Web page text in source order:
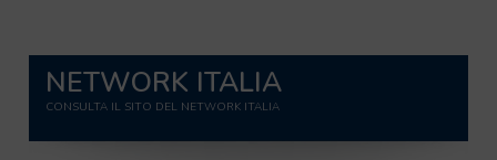
NETWORK ITALIA
CONSULTA IL SITO DEL NETWORK ITALIA